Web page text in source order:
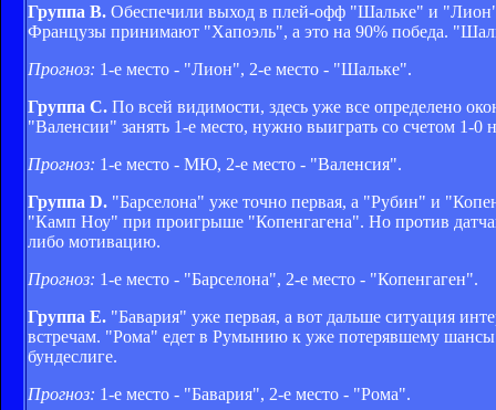
Группа B. Обеспечили выход в плей-офф "Шальке" и "Лион",
Французы принимают "Хапоэль", а это на 90% победа.
Прогноз: 1-е место - "Лион", 2-е место - "Шальке".
Группа С. По всей видимости, здесь уже все определено
"Валенсии" занять 1-е место, нужно выиграть со счетом 1-
Прогноз: 1-е место - МЮ, 2-е место - "Валенсия".
Группа D. "Барселона" уже точно первая, а "Рубин" и
"Камп Ноу" при проигрыше "Копенгагена". Но против
либо мотивацию.
Прогноз: 1-е место - "Барселона", 2-е место - "Копенгаген".
Группа Е. "Бавария" уже первая, а вот дальше ситуация
встречам. "Рома" едет в Румынию к уже потерявшему
бундеслиге.
Прогноз: 1-е место - "Бавария", 2-е место - "Рома".